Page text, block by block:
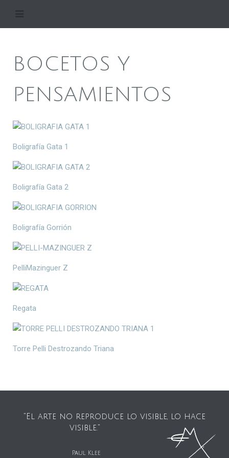
BOCETOS Y
PENSAMIENTOS
Boligrafía Gata 1
Boligrafía Gata 2
Boligrafía Gorrión
PelliMazinguer Z
Regata
Torre Pelli Destrozando Triana
"El arte no reproduce lo visible, lo hace
visible."
Paul Klee